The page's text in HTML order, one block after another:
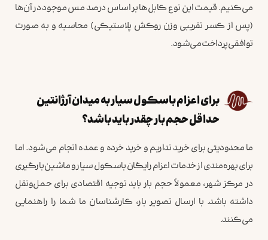
می‌کنیم. قیمت این نوع کابل‌ها بر اساس درصد مس موجود در آن‌ها
(پس از کسر تقریبی وزن روکش پلاستیکی) محاسبه و به صورت
توافقی پرداخت می‌شود.
برای اعزام باسکول سیار به میدان آرژانتین
حداقل حجم بار چقدر باید باشد؟
ما محدودیتی برای خرید نداریم و خرید خرده و عمده انجام می‌شود. اما
برای بهره‌مندی از خدمات اعزام رایگان باسکول سیار و ماشین بارگیری
در مرکز شهر، معمولاً حجم بار باید توجیه اقتصادی برای حمل‌ونقل
داشته باشد. با ارسال تصویر بار، کارشناسان ما شما را راهنمایی
می‌کنند.